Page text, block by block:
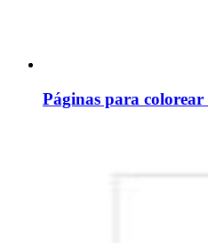
Páginas para